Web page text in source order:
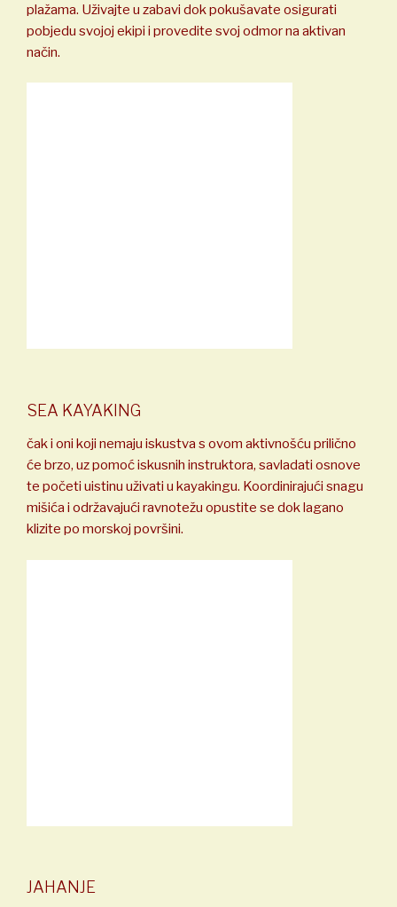
plažama. Uživajte u zabavi dok pokušavate osigurati
pobjedu svojoj ekipi i provedite svoj odmor na aktivan
način.
SEA KAYAKING
čak i oni koji nemaju iskustva s ovom aktivnošću prilično
će brzo, uz pomoć iskusnih instruktora, savladati osnove
te početi uistinu uživati u kayakingu. Koordinirajući snagu
mišića i održavajući ravnotežu opustite se dok lagano
klizite po morskoj površini.
JAHANJE